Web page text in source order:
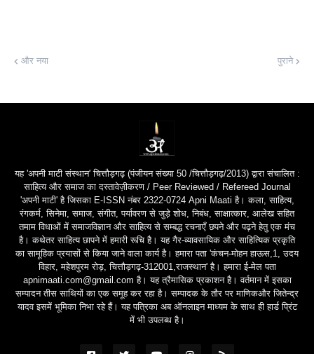
और नया पुराने
यह 'अपनी माटी संस्थान' चित्तौड़गढ़ (पंजीयन संख्या 50 /चित्तौड़गढ़/2013) द्वारा संचालित :
साहित्य और समाज का दस्तावेज़ीकरण / Peer Reviewed / Refereed Journal
'अपनी माटी' है जिसका E-ISSN नंबर 2322-0724 Apni Maati है। कला, साहित्य,
रंगकर्म, सिनेमा, समाज, संगीत, पर्यावरण से जुड़े शोध, निबंध, साक्षात्कार, आलेख सहित
तमाम विधाओं में समाजविज्ञान और साहित्य से सम्बद्ध रचनाएँ छपने और पढ़ने हेतु एक मंच
है। कथेतर साहित्य छापने में हमारी रूचि है। यह गैर-व्यावसायिक और साहित्यिक प्रकृति
का सामूहिक प्रयासों से किया जाने वाला कार्य है। हमारा पता 'कंचन-मोहन हाऊस,1, उदय
विहार, महेशपुरम रोड़, चित्तौड़गढ़-312001,राजस्थान' है। हमारा ई-मेल पता
apnimaati.com@gmail.com है। यह त्रैमासिक प्रकाशन है। वर्तमान में इसका
सम्पादन तीस साथियों का एक समूह कर रहा है। सम्पादक के तौर पर माणिकऔर जितेन्द्र
यादव इसमें भूमिका निभा रहे हैं। यह पत्रिका अब ऑनलाइन माध्यम के साथ ही हार्ड प्रिंट
में भी उपलब्ध है।